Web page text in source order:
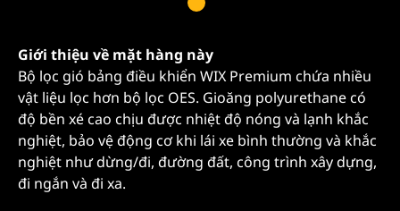
Giới thiệu về mặt hàng này
Bộ lọc gió bảng điều khiển WIX Premium chứa nhiều
vật liệu lọc hơn bộ lọc OES. Gioăng polyurethane có
độ bền xé cao chịu được nhiệt độ nóng và lạnh khắc
nghiệt, bảo vệ động cơ khi lái xe bình thường và khắc
nghiệt như dừng/đi, đường đất, công trình xây dựng,
đi ngắn và đi xa.